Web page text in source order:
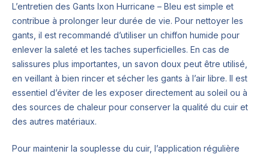
L’entretien des Gants Ixon Hurricane – Bleu est simple et
contribue à prolonger leur durée de vie. Pour nettoyer les
gants, il est recommandé d’utiliser un chiffon humide pour
enlever la saleté et les taches superficielles. En cas de
salissures plus importantes, un savon doux peut être utilisé,
en veillant à bien rincer et sécher les gants à l’air libre. Il est
essentiel d’éviter de les exposer directement au soleil ou à
des sources de chaleur pour conserver la qualité du cuir et
des autres matériaux.
Pour maintenir la souplesse du cuir, l’application régulière